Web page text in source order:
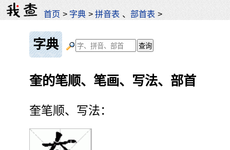
首页 > 字典 >拼音表 、部首表 >
字典
奎的笔顺、笔画、写法、部首
奎笔顺、写法：